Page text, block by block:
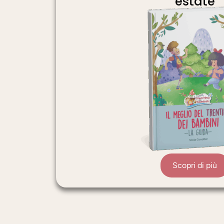
Scopri di più